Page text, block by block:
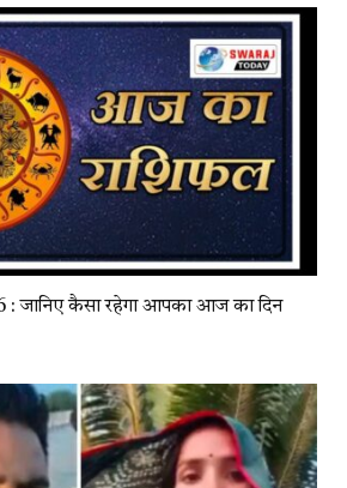
: जानिए कैसा रहेगा आपका आज का दिन